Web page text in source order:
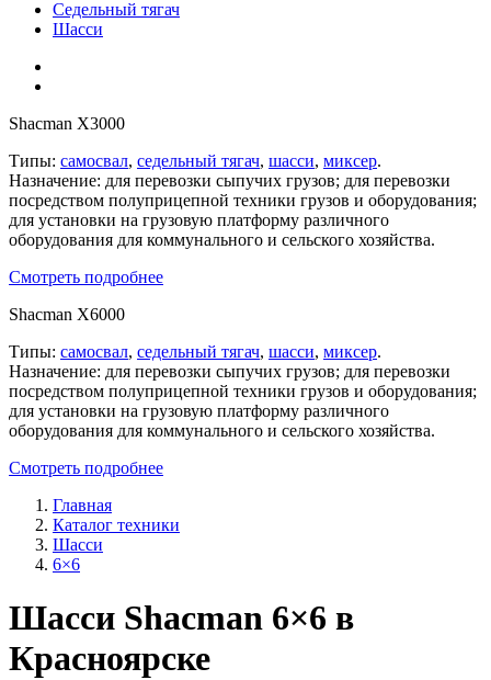
Седельный тягач
Шасси
Shacman X3000
Типы: самосвал, седельный тягач, шасси, миксер.
Назначение: для перевозки сыпучих грузов; для перевозки
посредством полуприцепной техники грузов и оборудования;
для установки на грузовую платформу различного
оборудования для коммунального и сельского хозяйства.
Смотреть подробнее
Shacman X6000
Типы: самосвал, седельный тягач, шасси, миксер.
Назначение: для перевозки сыпучих грузов; для перевозки
посредством полуприцепной техники грузов и оборудования;
для установки на грузовую платформу различного
оборудования для коммунального и сельского хозяйства.
Смотреть подробнее
Главная
Каталог техники
Шасси
6×6
Шасси Shacman 6×6 в
Красноярске